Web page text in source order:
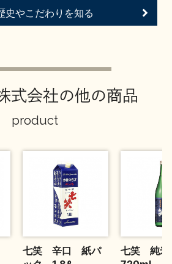
史やこだわりを知る
式会社の他の商品
product
七笑 辛口 紙パ
七笑 純